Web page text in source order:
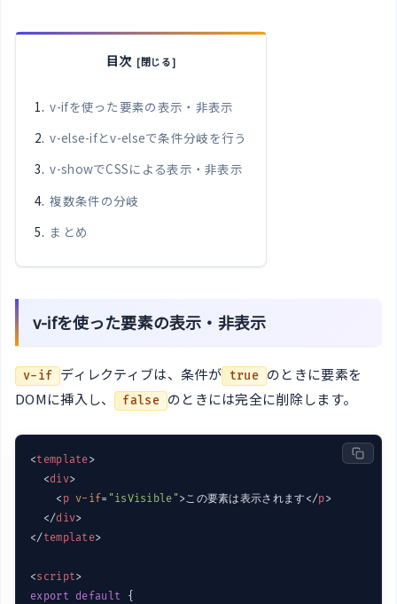
目次
v-ifを使った要素の表示・非表示
v-else-ifとv-elseで条件分岐を行う
v-showでCSSによる表示・非表示
複数条件の分岐
まとめ
v-ifを使った要素の表示・非表示
v-if ディレクティブは、条件が true
のときに要素を
DOMに挿入し、 false のときには完全に削除します。
<template>
<div>
< p v-if= "isVisible">この要素は表示されます</p>
</div>
</template>
<script>
export default {